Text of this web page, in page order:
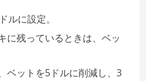
ルに設定。
に残っているときは、ベッ
ベットを5ドルに削減し、3